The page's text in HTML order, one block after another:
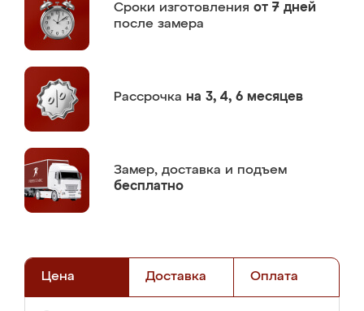
Сроки изготовления от 7 дней
после замера
Рассрочка на 3, 4, 6 месяцев
Замер, доставка и подъем
бесплатно
Цена Доставка Оплата